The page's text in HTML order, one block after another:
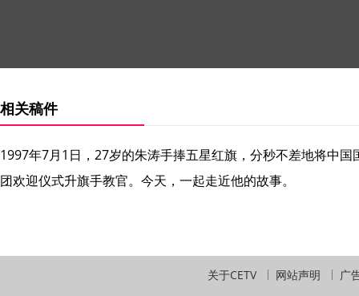
相关稿件
1997年7月1日，27岁的朱涛手捧五星红旗，分秒不差地将中
团欢迎仪式升旗手教官。今天，一起走近他的故事。
关于CETV 网站声明 广